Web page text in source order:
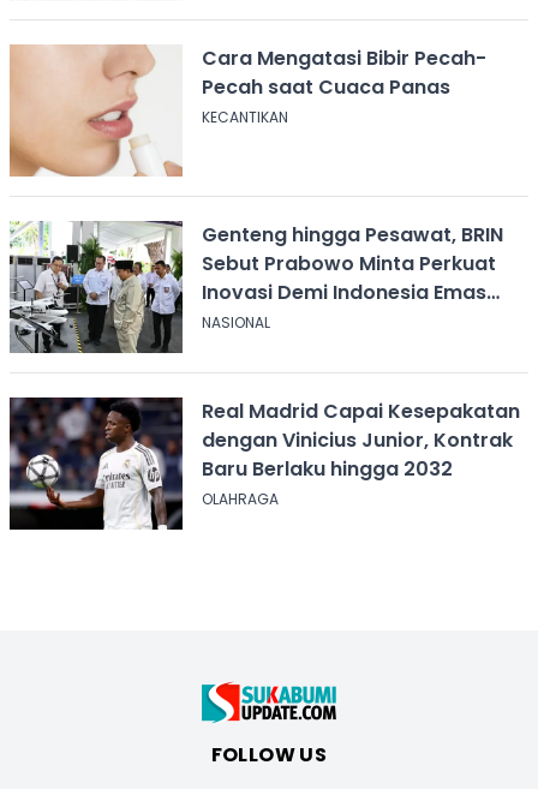
Cara Mengatasi Bibir Pecah-
Pecah saat Cuaca Panas
KECANTIKAN
Genteng hingga Pesawat, BRIN
Sebut Prabowo Minta Perkuat
Inovasi Demi Indonesia Emas
2045
NASIONAL
Real Madrid Capai Kesepakatan
dengan Vinicius Junior, Kontrak
Baru Berlaku hingga 2032
OLAHRAGA
FOLLOW US